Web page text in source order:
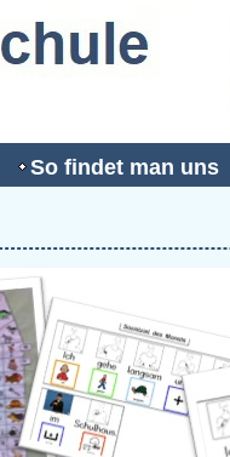
So findet man uns